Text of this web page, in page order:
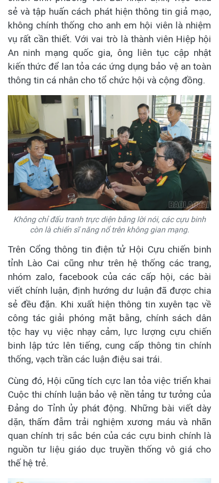
sẻ và tập huấn cách phát hiện thông tin giả mạo,
không chính thống cho anh em hội viên là nhiệm
vụ rất cần thiết. Với vai trò là thành viên Hiệp hội
An ninh mạng quốc gia, ông liên tục cập nhật
kiến thức để lan tỏa các ứng dụng bảo vệ an toàn
thông tin cá nhân cho tổ chức hội và cộng đồng.
Không chỉ đấu tranh trực diện bằng lời nói, các cựu binh
còn là chiến sĩ năng nổ trên không gian mạng.
Trên Cổng thông tin điện tử Hội Cựu chiến binh
tỉnh Lào Cai cũng như trên hệ thống các trang,
nhóm zalo, facebook của các cấp hội, các bài
viết chính luận, định hướng dư luận đã được chia
sẻ đều đặn. Khi xuất hiện thông tin xuyên tạc về
công tác giải phóng mặt bằng, chính sách dân
tộc hay vụ việc nhạy cảm, lực lượng cựu chiến
binh lập tức lên tiếng, cung cấp thông tin chính
thống, vạch trần các luận điệu sai trái.
Cùng đó, Hội cũng tích cực lan tỏa việc triển khai
Cuộc thi chính luận bảo vệ nền tảng tư tưởng của
Đảng do Tỉnh ủy phát động. Những bài viết dày
dặn, thấm đẫm trải nghiệm xương máu và nhãn
quan chính trị sắc bén của các cựu binh chính là
nguồn tư liệu giáo dục truyền thống vô giá cho
thế hệ trẻ.